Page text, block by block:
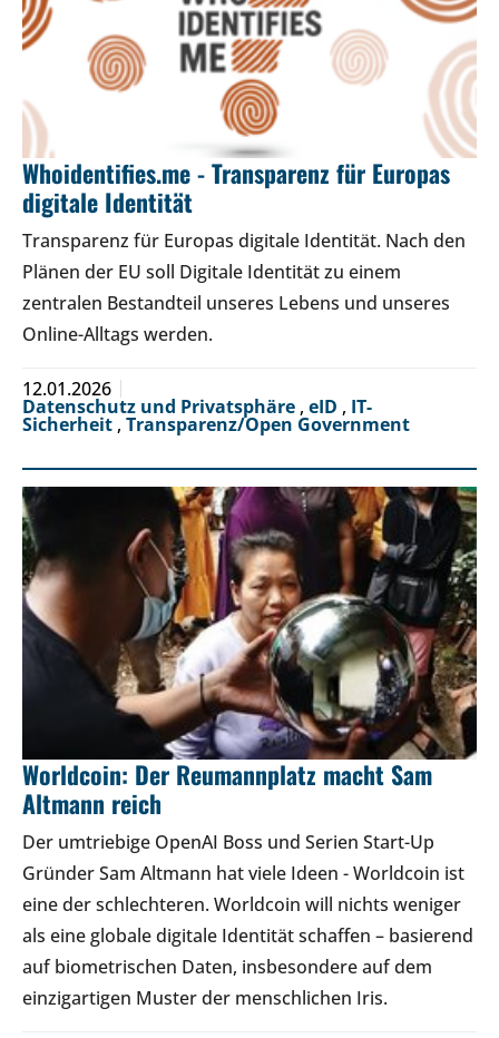
Whoidentifies.me - Transparenz für Europas
digitale Identität
Transparenz für Europas digitale Identität. Nach den
Plänen der EU soll Digitale Identität zu einem
zentralen Bestandteil unseres Lebens und unseres
Online-Alltags werden.
12.01.2026
Datenschutz und Privatsphäre , eID , IT-
Sicherheit , Transparenz/Open Government
Worldcoin: Der Reumannplatz macht Sam
Altmann reich
Der umtriebige OpenAI Boss und Serien Start-Up
Gründer Sam Altmann hat viele Ideen - Worldcoin ist
eine der schlechteren. Worldcoin will nichts weniger
als eine globale digitale Identität schaffen – basierend
auf biometrischen Daten, insbesondere auf dem
einzigartigen Muster der menschlichen Iris.